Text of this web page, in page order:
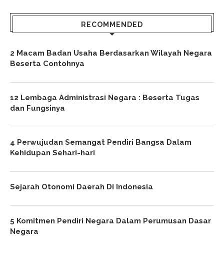
RECOMMENDED
2 Macam Badan Usaha Berdasarkan Wilayah Negara
Beserta Contohnya
12 Lembaga Administrasi Negara : Beserta Tugas
dan Fungsinya
4 Perwujudan Semangat Pendiri Bangsa Dalam
Kehidupan Sehari-hari
Sejarah Otonomi Daerah Di Indonesia
5 Komitmen Pendiri Negara Dalam Perumusan Dasar
Negara